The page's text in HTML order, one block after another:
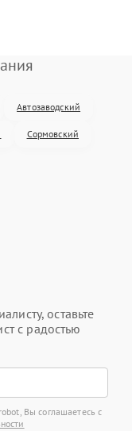
Автозаводский
Сормовский
оставьте
с радостью
Вы соглашаетесь с